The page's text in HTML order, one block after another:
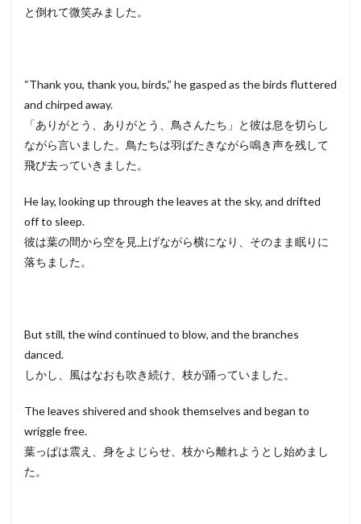
と倒れて微笑みました。
“Thank you, thank you, birds,” he gasped as the birds fluttered
and chirped away.
「ありがとう、ありがとう、鳥さんたち」と彼は息を切らし
ながら言いました。鳥たちは羽ばたきながら鳴き声を残して
飛び去っていきました。
He lay, looking up through the leaves at the sky, and drifted
off to sleep.
彼は葉の間から空を見上げながら横になり、そのまま眠りに
落ちました。
But still, the wind continued to blow, and the branches
danced.
しかし、風はなおも吹き続け、枝が踊っていました。
The leaves shivered and shook themselves and began to
wriggle free.
葉っぱは震え、身をよじらせ、枝から離れようとし始めまし
た。